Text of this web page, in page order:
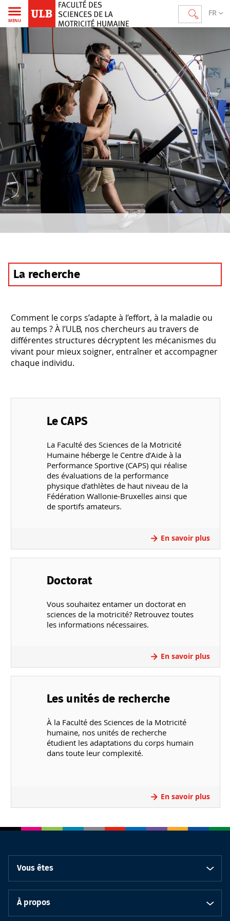
FR
MENU
La recherche
Comment le corps s’adapte à l’effort, à la maladie ou
au temps ? À l’ULB, nos chercheurs au travers de
différentes structures décryptent les mécanismes du
vivant pour mieux soigner, entraîner et accompagner
chaque individu.
Le CAPS
La Faculté des Sciences de la Motricité
Humaine héberge le Centre d’Aide à la
Performance Sportive (CAPS) qui réalise
des évaluations de la performance
physique d’athlètes de haut niveau de la
Fédération Wallonie-Bruxelles ainsi que
de sportifs amateurs.
En savoir plus
Doctorat
Vous souhaitez entamer un doctorat en
sciences de la motricité? Retrouvez toutes
les informations nécessaires.
En savoir plus
Les unités de recherche
À la Faculté des Sciences de la Motricité
humaine, nos unités de recherche
étudient les adaptations du corps humain
dans toute leur complexité.
En savoir plus
Vous êtes
À propos